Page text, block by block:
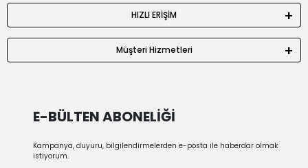
HIZLI ERİŞİM
Müşteri Hizmetleri
E-BÜLTEN ABONELİĞİ
Kampanya, duyuru, bilgilendirmelerden e-posta ile haberdar olmak
istiyorum.